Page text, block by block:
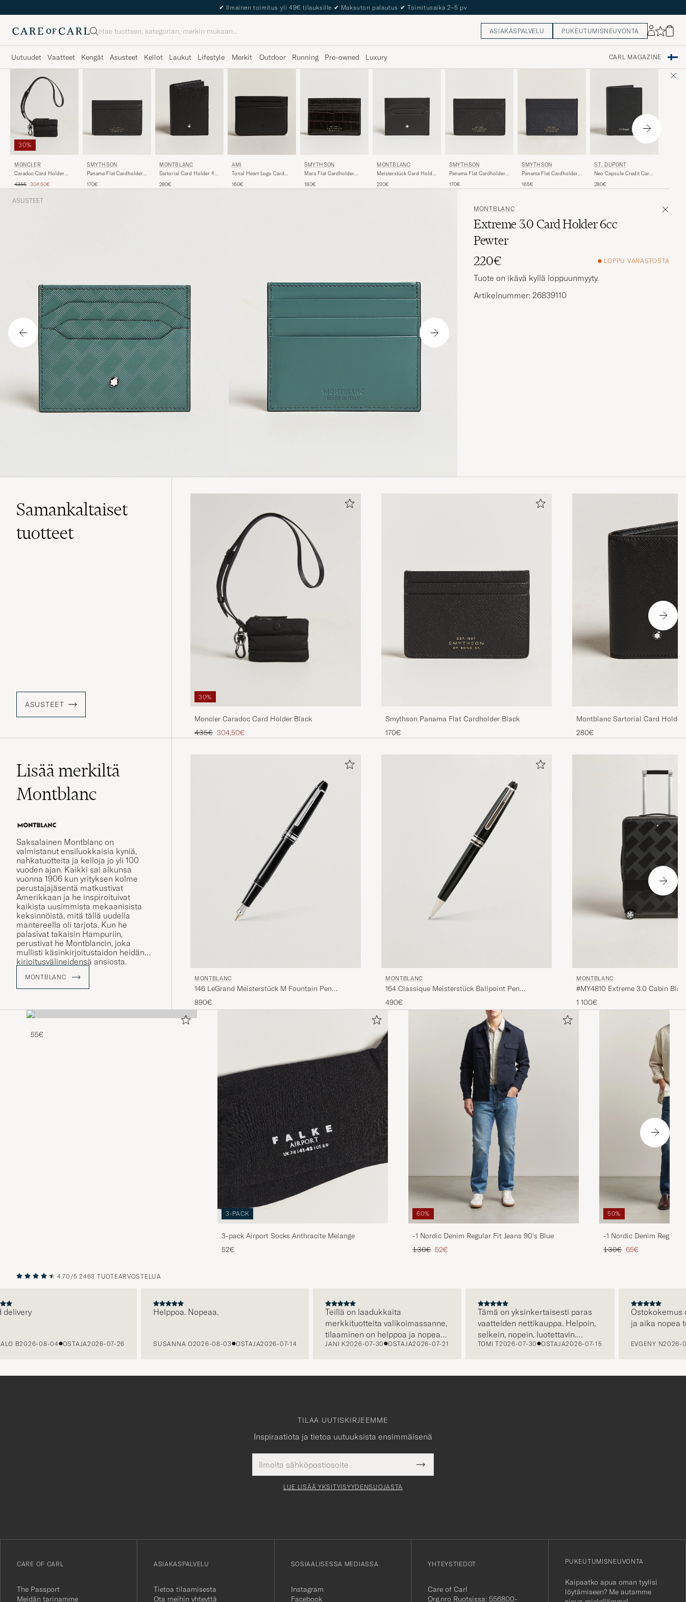
The Care of Carl Passport
Haku ASIAKASPALVELU PUKEUTUMISNEUVONTA
Uutuudet Vaatteet Kengät Asusteet Kellot Laukut Lifestyle Merkit Outdoor Running Pre-owned Luxury CARL MAGAZINE
30%
MONCLER
Caradoc Card Holder
Tavallinen hinta
435€ Alennettu hinta
304,50€
SMYTHSON
Panama Flat Cardholder
170€
MONTBLANC
Sartorial Card Holder 4cc
280€
AMI
Tonal Heart Logo Card
160€
SMYTHSON
Mara Flat Cardholder
180€
MONTBLANC
Meisterstück Card Holder
230€
SMYTHSON
Panama Flat Cardholder
170€
SMYTHSON
Panama Flat Cardholder
165€
S.T. DUPONT
Neo Capsule Credit Card
280€
ASUSTEET
MONTBLANC
Extreme 3.0 Card Holder 6cc
Pewter
220€
LOPPU VARASTOSTA
Tuote on ikävä kyllä loppuunmyyty.
Artikelnummer: 26839110
Samankaltaiset
tuotteet
ASUSTEET
30%
Moncler Caradoc Card Holder Black
Tavallinen hinta
435€ Alennettu hinta
304,50€
Smythson Panama Flat Cardholder Black
170€
Montblanc Sartorial Card Holder
280€
Lisää merkiltä
Montblanc
Saksalainen Montblanc on
valmistanut ensiluokkaisia kyniä,
nahkatuotteita ja kelloja jo yli 100
vuoden ajan. Kaikki sai alkunsa
vuonna 1906 kun yrityksen kolme
perustajajäsentä matkustivat
Amerikkaan ja he inspiroituivat
kaikista uusimmista mekaanisista
keksinnöistä, mitä tällä uudella
mantereella oli tarjota. Kun he
palasivat takaisin Hampuriin,
perustivat he Montblancin, joka
mullisti käsinkirjoitustaidon heidän
kirjoitusvälineidensä ansiosta.
MONTBLANC MONTBLANC
146 LeGrand Meisterstück M Fountain Pen
Platinum Line
890€
MONTBLANC
164 Classique Meisterstück Ballpoint Pen
Platinum Line
490€
MONTBLANC
#MY4810 Extreme 3.0 Cabin
1 100€
55€
3-PACK
3-pack Airport Socks Anthracite Melange
52€
60%
-1 Nordic Denim Regular Fit Jeans 90's Blue
Tavallinen hinta
130€ Alennettu hinta
52€
50%
-1 Nordic Denim Regular
Tavallinen hinta
130€ Alennettu hinta
65€
EDELLINEN
4.70/5 2463 TUOTEARVOSTELUA
B2026-08-04 OSTAJA2026-07-26
Helppoa. Nopeaa.
SUSANNA O2026-08-03 OSTAJA2026-07-14
Teillä on laadukkaita
merkkituotteita valikoimassanne,
tilaaminen on helppoa ja nopeaa,
sekä asiakaspalvelustanne saa
JANI K2026-07-30 OSTAJA2026-07-21
Tämä on yksinkertaisesti paras
vaatteiden nettikauppa. Helpoin,
selkein, nopein, luotettavin.
Erityisen hienoa että kuljetus on
myös huikeasta valikoimasta.
TOMI T2026-07-30 OSTAJA2026-07-15
Ostokokemus
ja aika nopea
EVGENY N2026-07-
TILAA UUTISKIRJEEMME
Inspiraatiota ja tietoa uutuuksista ensimmäisenä
Pakollinen
tieto
Submit
Newsletter
vårt
LUE LISÄÄ YKSITYISYYDENSUOJASTA
CARE OF CARL
The Passport
Meidän tarinamme
ASIAKASPALVELU
Tietoa tilaamisesta
Ota meihin yhteyttä
SOSIAALISESSA MEDIASSA
Instagram
Facebook
YHTEYSTIEDOT
Care of Carl
Org.nro Ruotsissa: 556800-
PUKEUTUMISNEUVONTA
Kaipaatko apua oman tyylisi
löytämiseen? Me autamme